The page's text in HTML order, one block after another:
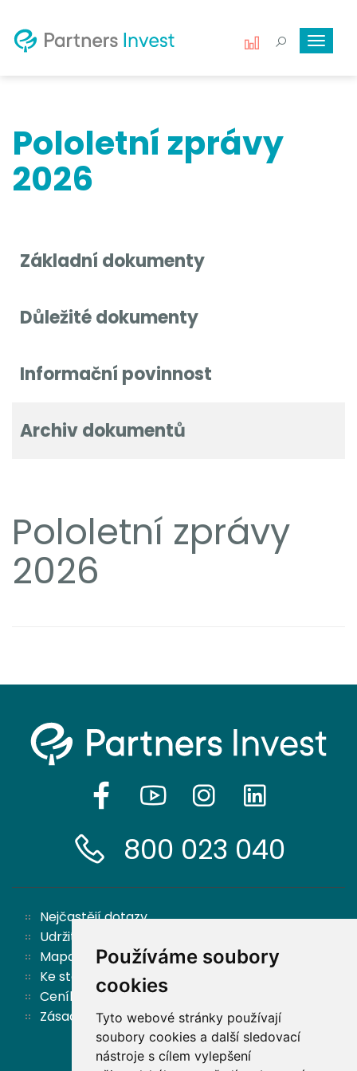
Používáme soubory
cookies
Tyto webové stránky používají
soubory cookies a další sledovací
nástroje s cílem vylepšení
Toggle
Pololetní zprávy
2026
Základní dokumenty
Důležité dokumenty
Informační povinnost
Archiv dokumentů
Pololetní zprávy
2026
800 023 040
Nejčastějí dotazy
Udržitelnost
Mapa stránek
Ke stažení
Ceník
Zásady ochrany osobních údajů a cookies
Zpět nahoru